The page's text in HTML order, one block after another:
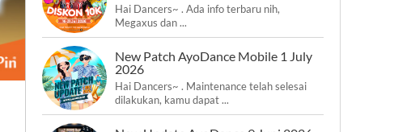
Hai Dancers~ . Ada info terbaru nih,
Megaxus dan ...
New Patch AyoDance Mobile 1 July
2026
Hai Dancers~ . Maintenance telah selesai
dilakukan, kamu dapat ...